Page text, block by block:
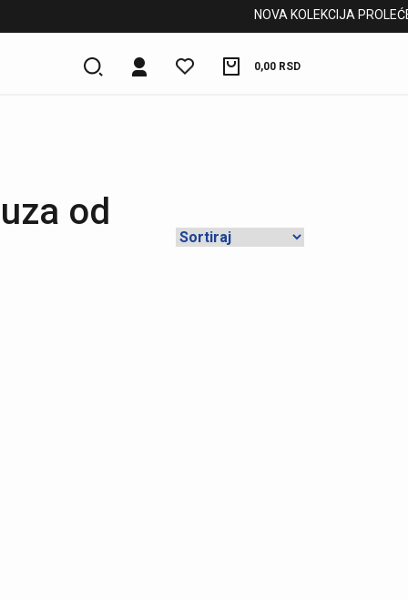
NOVA KOLEKCIJA PROLEĆE/
0,00 RSD
od